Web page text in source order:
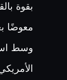
معوضًا
وسط